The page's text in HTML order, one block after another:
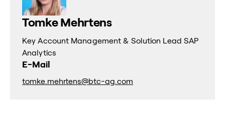
Tomke Mehrtens
Key Account Management & Solution Lead SAP
Analytics
E-Mail
tomke.mehrtens@btc-ag.com